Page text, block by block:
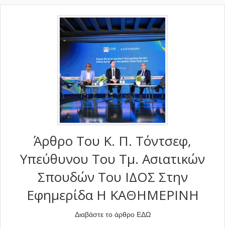
Άρθρο Του Κ. Π. Τόντσεφ,
Υπεύθυνου Του Τμ. Ασιατικών
Σπουδών Του ΙΔΟΣ Στην
Εφημερίδα Η ΚΑΘΗΜΕΡΙΝΗ
Διαβάστε το άρθρο ΕΔΩ